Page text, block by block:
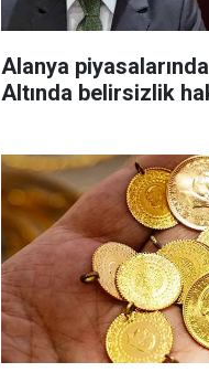
Alanya
Altında belirsizlik